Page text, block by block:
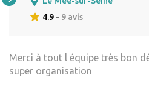
4.9 - 9 avis
Merci à tout l équipe très bon
super organisation